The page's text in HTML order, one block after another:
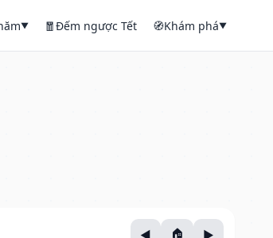
▼ 🧧Đếm ngược Tết 🧭Khám phá▼